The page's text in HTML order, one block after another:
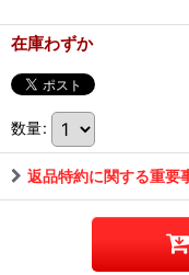
在庫わずか
数量:
返品特約に関する重要